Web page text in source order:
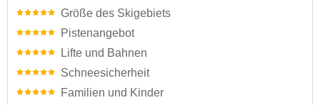
Größe des Skigebiets
Pistenangebot
Lifte und Bahnen
Schneesicherheit
Familien und Kinder